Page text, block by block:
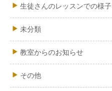
生徒さんのレッスンでの様子
未分類
教室からのお知らせ
その他